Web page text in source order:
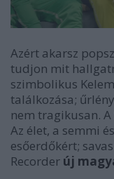
Azért akarsz
tudjon mit
szimbolikus
találkozása;
nem tragikusan.
Az élet, a semmi
esőerdőkért;
Recorder új